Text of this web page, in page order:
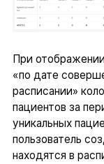
При
«по дате
расписании»
пациентов за
уникальных
пользователь
находятся в